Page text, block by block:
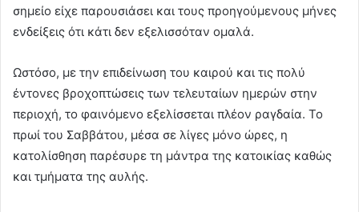
σημείο είχε παρουσιάσει και τους προηγούμενους μήνες
ενδείξεις ότι κάτι δεν εξελισσόταν ομαλά.
Ωστόσο, με την επιδείνωση του καιρού και τις πολύ
έντονες βροχοπτώσεις των τελευταίων ημερών στην
περιοχή, το φαινόμενο εξελίσσεται πλέον ραγδαία. Το
πρωί του Σαββάτου, μέσα σε λίγες μόνο ώρες, η
κατολίσθηση παρέσυρε τη μάντρα της κατοικίας καθώς
και τμήματα της αυλής.